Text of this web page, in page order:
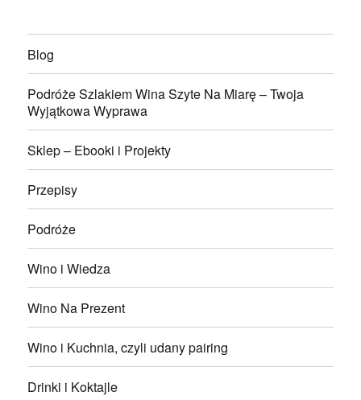
Blog
Podróże Szlakiem Wina Szyte Na Miarę – Twoja
Wyjątkowa Wyprawa
Sklep – Ebooki i Projekty
Przepisy
Podróże
Wino i Wiedza
Wino Na Prezent
Wino i Kuchnia, czyli udany pairing
Drinki i Koktajle